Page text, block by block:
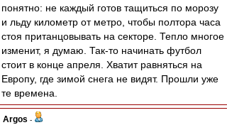
понятно: не каждый готов тащиться по морозу
и льду километр от метро, чтобы полтора часа
стоя пританцовывать на секторе. Тепло многое
изменит, я думаю. Так-то начинать футбол
стоит в конце апреля. Хватит равняться на
Европу, где зимой снега не видят. Прошли уже
те времена.
Argos -